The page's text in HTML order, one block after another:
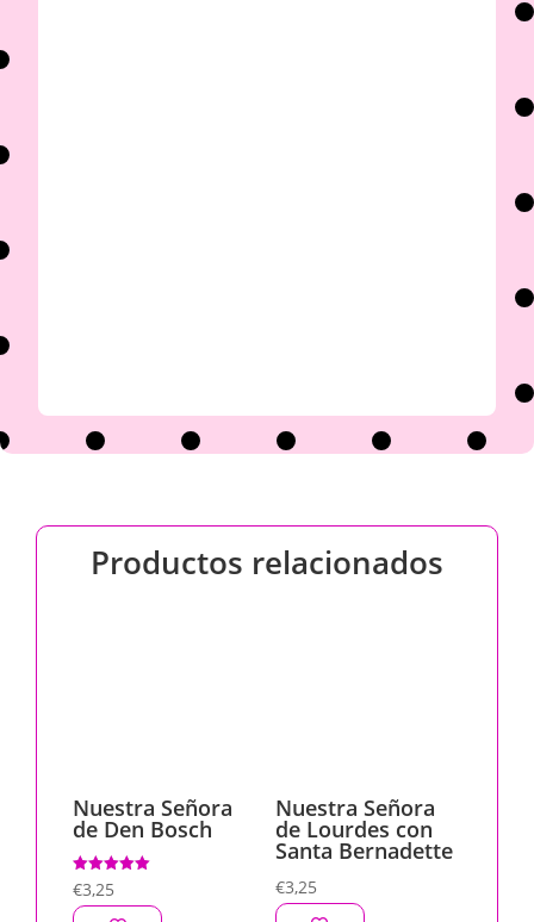
Productos relacionados
Nuestra Señora
de Den Bosch
Valorado
con
5.00
€3,25
Nuestra Señora
de Lourdes con
Santa Bernadette
€3,25